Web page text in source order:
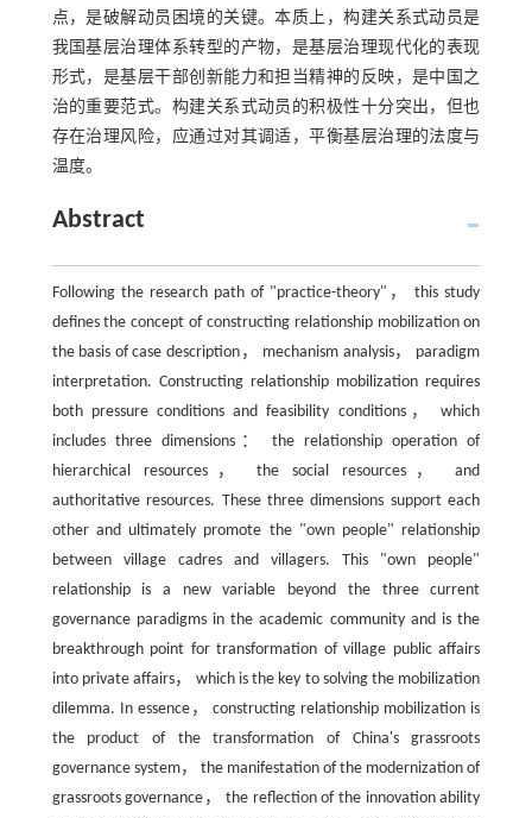
点，是破解动员困境的关键。本质上，构建关系式动员是
我国基层治理体系转型的产物，是基层治理现代化的表现
形式，是基层干部创新能力和担当精神的反映，是中国之
治的重要范式。构建关系式动员的积极性十分突出，但也
存在治理风险，应通过对其调适，平衡基层治理的法度与
温度。
Abstract
Following the research path of "practice-theory"， this study
defines the concept of constructing relationship mobilization on
the basis of case description， mechanism analysis， paradigm
interpretation. Constructing relationship mobilization requires
both pressure conditions and feasibility conditions， which
includes three dimensions： the relationship operation of
hierarchical resources， the social resources， and
authoritative resources. These three dimensions support each
other and ultimately promote the "own people" relationship
between village cadres and villagers. This "own people"
relationship is a new variable beyond the three current
governance paradigms in the academic community and is the
breakthrough point for transformation of village public affairs
into private affairs， which is the key to solving the mobilization
dilemma. In essence， constructing relationship mobilization is
the product of the transformation of China's grassroots
governance system， the manifestation of the modernization of
grassroots governance， the reflection of the innovation ability